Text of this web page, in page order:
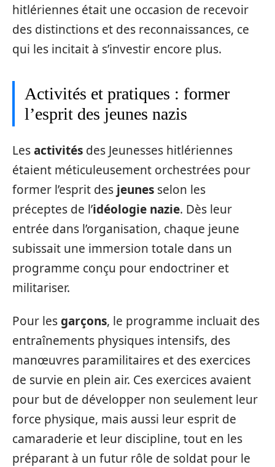
hitlériennes était une occasion de recevoir
des distinctions et des reconnaissances, ce
qui les incitait à s’investir encore plus.
Activités et pratiques : former
l’esprit des jeunes nazis
Lesactivités des Jeunesses hitlériennes
étaient méticuleusement orchestrées pour
former l’esprit des jeunes selon les
préceptes de l’idéologie nazie. Dès leur
entrée dans l’organisation, chaque jeune
subissait une immersion totale dans un
programme conçu pour endoctriner et
militariser.
Pour lesgarçons, le programme incluait des
entraînements physiques intensifs, des
manœuvres paramilitaires et des exercices
de survie en plein air. Ces exercices avaient
pour but de développer non seulement leur
force physique, mais aussi leur esprit de
camaraderie et leur discipline, tout en les
préparant à un futur rôle de soldat pour le